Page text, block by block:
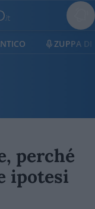
ZUPPA DI
perché
ipotesi